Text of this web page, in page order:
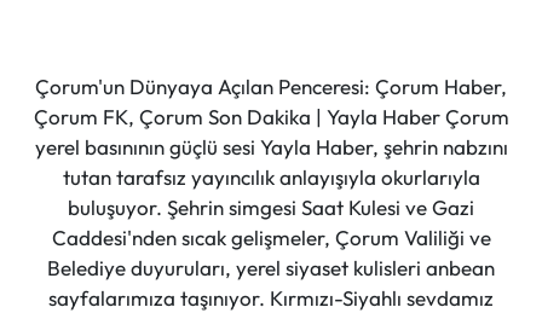
Çorum'un Dünyaya Açılan Penceresi: Çorum Haber,
Çorum FK, Çorum Son Dakika | Yayla Haber Çorum
yerel basınının güçlü sesi Yayla Haber, şehrin nabzını
tutan tarafsız yayıncılık anlayışıyla okurlarıyla
buluşuyor. Şehrin simgesi Saat Kulesi ve Gazi
Caddesi'nden sıcak gelişmeler, Çorum Valiliği ve
Belediye duyuruları, yerel siyaset kulisleri anbean
sayfalarımıza taşınıyor. Kırmızı-Siyahlı sevdamız